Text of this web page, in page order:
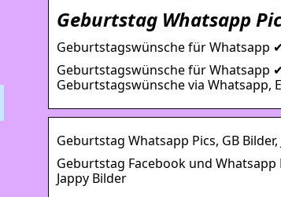
Geburtstag Whatsapp
Geburtstagswünsche für Whatsapp
Geburtstagswünsche für Whatsapp
Geburtstagswünsche via Whatsapp,
Geburtstag Whatsapp Pics, GB
Geburtstag Facebook und
Jappy Bilder